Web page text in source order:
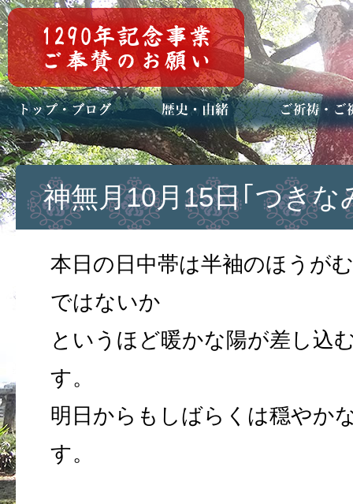
トップページ
ブログ(日々八百万)
お知らせ一覧 歴史・ご祭神
年中行事
メディア掲載 ご祈祷・ご祈
安産祈願
初宮参り
七五三詣
長寿のお祝い
神前結婚式
厄祓い・方位
車のお祓い
地鎮祭
神葬祭（神式
神無月10月15日｢つきな
本日の日中帯は半袖のほうが
ではないか
というほど暖かな陽が差し込
す。
明日からもしばらくは穏やか
す。